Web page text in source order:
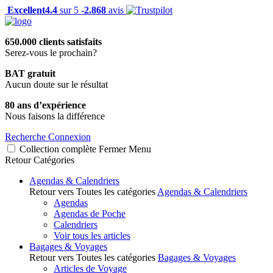
Excellent4.4 sur 5 -2.868 avis
650.000 clients satisfaits
Serez-vous le prochain?
BAT gratuit
Aucun doute sur le résultat
80 ans d’expérience
Nous faisons la différence
Recherche Connexion
Collection complète Fermer Menu
Retour Catégories
Agendas & Calendriers
Retour vers Toutes les catégories Agendas & Calendriers
Agendas
Agendas de Poche
Calendriers
Voir tous les articles
Bagages & Voyages
Retour vers Toutes les catégories Bagages & Voyages
Articles de Voyage